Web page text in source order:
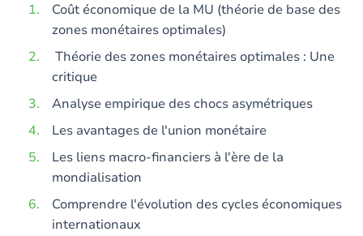
Coût économique de la MU (théorie de base des
zones monétaires optimales)
Théorie des zones monétaires optimales : Une
critique
Analyse empirique des chocs asymétriques
Les avantages de l'union monétaire
Les liens macro-financiers à l'ère de la
mondialisation
Comprendre l'évolution des cycles économiques
internationaux